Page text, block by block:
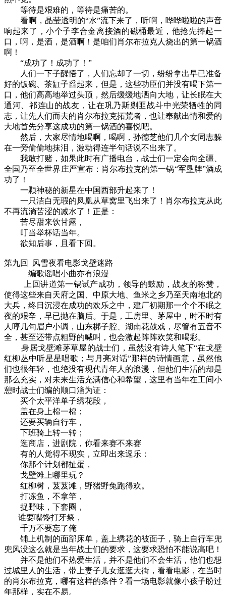
等待是艰难的，等待是痛苦的。
看啊，晶莹透明的“水”流下来了，听啊，哗哗啦啦的声音
响起来了，小个子李合金离接酒的磁桶最近，他抢先捧起一
口，啊，是酒，是酒啊！是咱们肖尔布拉克人烧出的第一锅酒
啊！
“成功了！成功了！”
人们一下子醒悟了，人们忘却了一切，纷纷拿出早已准备
好的饭碗、茶缸子舀起来，但是，这些功臣们并没有喝下第一
口，他们高高地举过头顶，然后缓缓地洒向大地，让长眠在大
通河、祁连山的战友，让在巩乃斯剿匪战斗中光荣牺牲的同
志，让先人们而去的肖尔布拉克拓荒者，也让奉献出情和爱的
大地首先分享这成功的第一锅酒的喜悦吧。
然后，大家尽情地喝啊，喝啊，孙德芝他们几个女同志躲
在一旁偷偷地抹泪，激动得连半句话说不出来了。
我敢打赌，如果此时有广播电台，战士们一定会向全疆、
全国乃至全世界庄严宣布：肖尔布拉克的第一锅“军垦牌”酒成
功了！
一颗神秘的新星在中国西部升起来了！
一只洁白无瑕的凤凰从草窝里飞出来了！肖尔布拉克从此
不再流淌苦涩的减水了！正是：
苦尽甜来饮甘露，
叮当举杯话当年。
欲知后事，且看下回。
第九回 风雪夜看电影戈壁迷路
编歌谣唱小曲亦有浪漫
上回讲道第一锅试产成功，领导的鼓励，战友的称赞，
使得这些来自天府之国、中原大地、鱼米之乡乃至天南地北的
大兵，终日沉浸在成功的欢乐之中，建厂初期那一个个不眠之
夜的艰辛，早已抛在脑后。于是，工房里、茅屋中，时不时有
人哼几句眉户小调，山东梆子腔、湖南花鼓戏，尽管有五音不
全，甚至还带点粗野的喊叫，也会激起阵阵欢笑和喝彩。
身居戈壁滩茅草屋的战士们，虽然没有诗人笔下“在戈壁
红柳丛中听星星唱歌；与月亮对话”那样的诗情画意，虽然他
们也很年轻，也绝没有现代青年人的浪漫，但他们生活的却是
那么充实，对未来生活充满信心和希望，这里有当年在工间小
憩时战士们编的顺口溜为证：
买个太平洋单子绣花段，
盖在身上棉一棉；
还要买辆自行车，
下班骑上转一转；
逛商店，进剧院，你看来赛不来赛
有的人觉得不现实，立即出来逗乐：
你那个计划都扯蛋，
戈壁滩上哪里玩？
红柳树，芨芨滩，野猪野兔跑得欢。
打冻鱼，不拿竿，
捉野味，下套圈，
谁要嘴馋打牙祭，
千万不要忘了俺
铺上机制的面部床单，盖上绣花的被面子，骑上自行车兜
兜风没这么就是当年战士们的要求，这要求恐怕不能说高吧！
并不是他们不热爱生活，并不是他们不会生活，他们也想
过城里人的生活，带上妻子儿女逛逛大街，看看电影，在当时
的肖尔布拉克，哪有这样的条件？看一场电影就像小孩子盼过
年那样，实在不易。